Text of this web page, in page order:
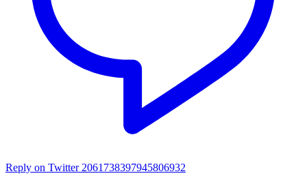
Reply on Twitter 2061738397945806932